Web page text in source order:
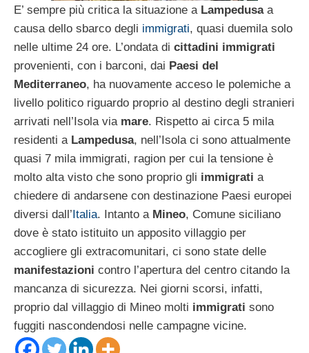
E’ sempre più critica la situazione aLampedusaa
causa dello sbarco degli immigrati, quasi duemila solo
nelle ultime 24 ore. L’ondata di cittadini immigrati
provenienti, con i barconi, dai Paesi del
Mediterraneo, ha nuovamente acceso le polemiche a
livello politico riguardo proprio al destino degli stranieri
arrivati nell’Isola via mare. Rispetto ai circa 5 mila
residenti a Lampedusa, nell’Isola ci sono attualmente
quasi 7 mila immigrati, ragion per cui la tensione è
molto alta visto che sono proprio gli immigrati a
chiedere di andarsene con destinazione Paesi europei
diversi dall’Italia. Intanto aMineo, Comune siciliano
dove è stato istituito un apposito villaggio per
accogliere gli extracomunitari, ci sono state delle
manifestazioni contro l’apertura del centro citando la
mancanza di sicurezza. Nei giorni scorsi, infatti,
proprio dal villaggio di Mineo molti immigrati sono
fuggiti nascondendosi nelle campagne vicine.